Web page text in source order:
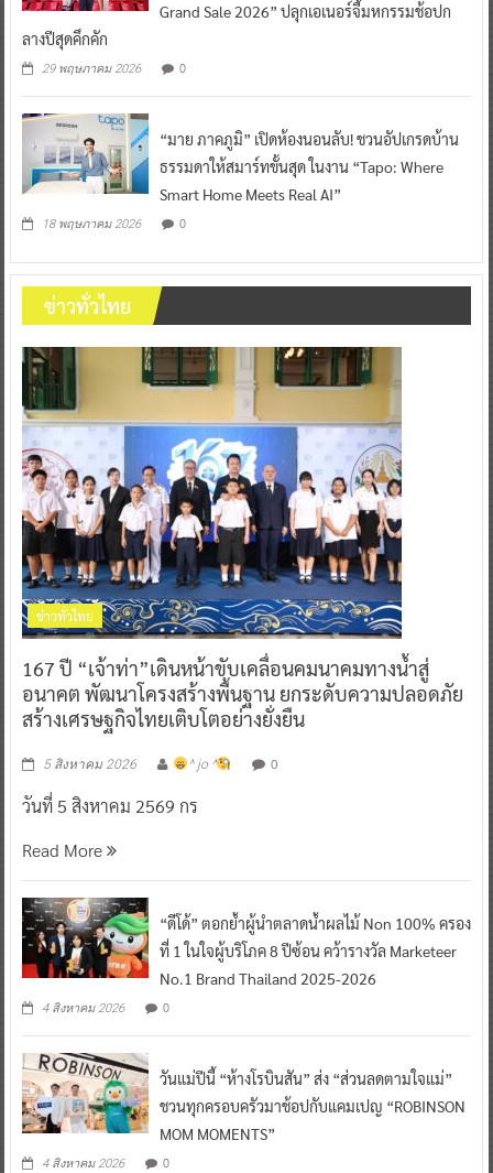
Grand Sale 2026” ปลุกเอเนอร์จี้มหกรรมช้อปก
ลางปีสุดคึกคัก
29 พฤษภาคม 2026 0
“มาย ภาคภูมิ” เปิดห้องนอนลับ! ชวนอัปเกรดบ้าน
ธรรมดาให้สมาร์ทขั้นสุด ในงาน “Tapo: Where
Smart Home Meets Real AI”
18 พฤษภาคม 2026 0
ข่าวทั่วไทย
ข่าวทั่วไทย
167 ปี “เจ้าท่า”เดินหน้าขับเคลื่อนคมนาคมทางน้ำสู่
อนาคต พัฒนาโครงสร้างพื้นฐาน ยกระดับความปลอดภัย
สร้างเศรษฐกิจไทยเติบโตอย่างยั่งยืน
5 สิงหาคม 2026 ^ jo ^ 0
วันที่ 5 สิงหาคม 2569 กร
Read More
“ดีโด้” ตอกย้ำผู้นำตลาดน้ำผลไม้ Non 100% ครอง
ที่ 1 ในใจผู้บริโภค 8 ปีซ้อน คว้ารางวัล Marketeer
No.1 Brand Thailand 2025-2026
4 สิงหาคม 2026 0
วันแม่ปีนี้ “ห้างโรบินสัน” ส่ง “ส่วนลดตามใจแม่”
ชวนทุกครอบครัวมาช้อปกับแคมเปญ “ROBINSON
MOM MOMENTS”
4 สิงหาคม 2026 0